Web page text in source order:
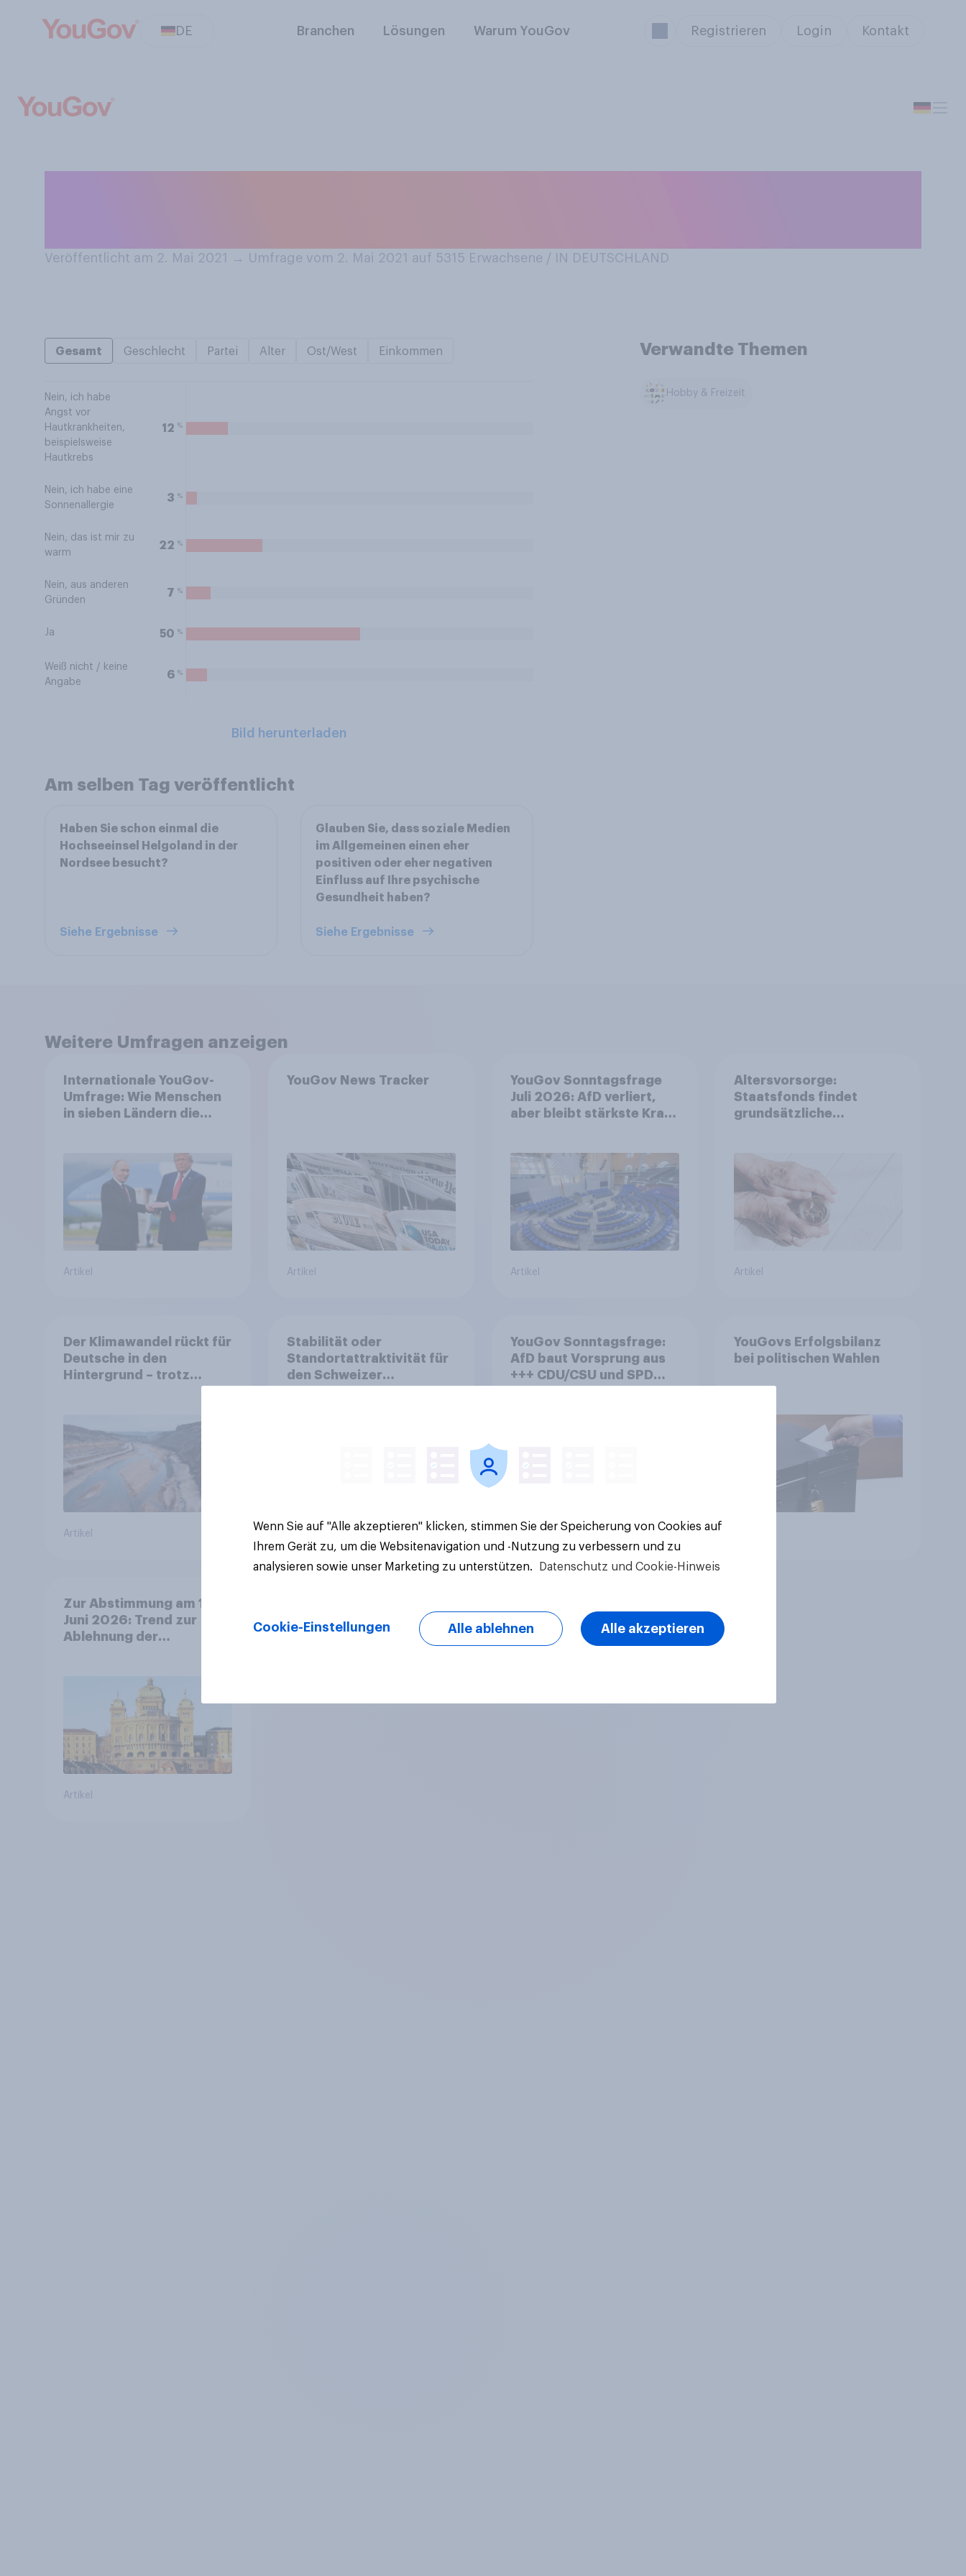
DE Branchen Lösungen Warum YouGov Registrieren Login Kontakt
Veröffentlicht am 2. Mai 2021 → Umfrage vom 2. Mai 2021 auf 5315 Erwachsene / IN DEUTSCHLAND
Gesamt Geschlecht Partei Alter Ost/West Einkommen
Nein, ich habe
Angst vor
Hautkrankheiten,
beispielsweise
Hautkrebs
12 %
Nein, ich habe eine
Sonnenallergie
3 %
Nein, das ist mir zu
warm
22 %
Nein, aus anderen
Gründen
7 %
Ja 50 %
Weiß nicht / keine
Angabe
6 %
Bild herunterladen
Verwandte Themen
Hobby & Freizeit
Am selben Tag veröffentlicht
Haben Sie schon einmal die
Hochseeinsel Helgoland in der
Nordsee besucht?
Siehe Ergebnisse
Glauben Sie, dass soziale Medien
im Allgemeinen einen eher
positiven oder eher negativen
Einfluss auf Ihre psychische
Gesundheit haben?
Siehe Ergebnisse
Weitere Umfragen anzeigen
Internationale YouGov-
Umfrage: Wie Menschen
in sieben Ländern die
Bedrohungen und
Bündnisse bewerten
Artikel
YouGov News Tracker
Artikel
YouGov Sonntagsfrage
Juli 2026: AfD verliert,
aber bleibt stärkste Kraft
Bevölkerung
Artikel
Altersvorsorge:
Staatsfonds findet
grundsätzliche
entscheiden über die
Akzeptanz
Artikel
Der Klimawandel rückt für
Deutsche in den
Hintergrund – trotz
stabiler Überzeugung
Artikel
Stabilität oder
Standortattraktivität für
den Schweizer
YouGov Sonntagsfrage:
AfD baut Vorsprung aus
+++ CDU/CSU und SPD
YouGovs Erfolgsbilanz
bei politischen Wahlen
Zur Abstimmung am 14.
Juni 2026: Trend zur
Ablehnung der
für Annahme des
Zivildienstgesetz sinken
Artikel
Wenn Sie auf "Alle akzeptieren" klicken, stimmen Sie der Speicherung von Cookies auf
Ihrem Gerät zu, um die Websitenavigation und -Nutzung zu verbessern und zu
analysieren sowie unser Marketing zu unterstützen.
Datenschutz und Cookie-Hinweis
Cookie-Einstellungen Alle ablehnen Alle akzeptieren